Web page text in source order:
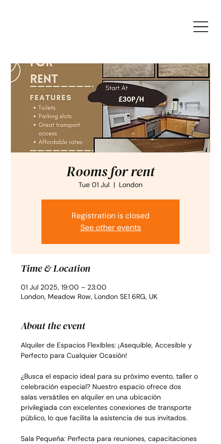
Rooms for rent
Tue 01 Jul
  |
London
Registration is closed
See other events
Time & Location
01 Jul 2025, 19:00 – 23:00
London, Meadow Row, London SE1 6RG, UK
About the event
Alquiler de Espacios Flexibles: ¡Asequible, Accesible y
Perfecto para Cualquier Ocasión!
¿Busca el espacio ideal para su próximo evento, taller o
celebración especial? Nuestro espacio ofrece dos
salas versátiles en alquiler en una ubicación
privilegiada con excelentes conexiones de transporte
público, lo que facilita la asistencia de sus invitados.
Sala Pequeña: Perfecta para reuniones, capacitaciones